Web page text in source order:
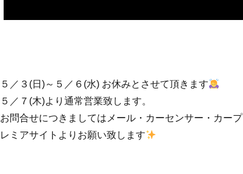
５／３(日)～５／６(水) お休みとさせて頂きます
５／７(木)より通常営業致します。
お問合せにつきましてはメール・カーセンサー・カープ
レミアサイトよりお願い致します